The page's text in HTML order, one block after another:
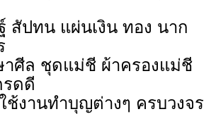
สัปทน แผ่นเงิน ทอง นาก
ศีล ชุดแม่ชี ผ้าครองแม่ชี
รดดี
ช้งานทำบุญต่างๆ ครบวงจร